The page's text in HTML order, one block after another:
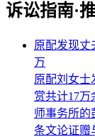
诉讼指南·
原配发现丈
万
原配刘女士
赏共计17
师事务所的
条文论证赠